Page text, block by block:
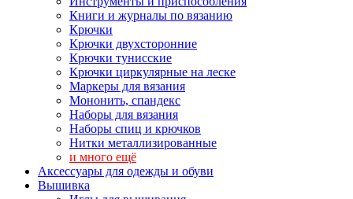
Книги и журналы по вязанию
Крючки
Крючки двухсторонние
Крючки тунисские
Крючки циркулярные на леске
Маркеры для вязания
Мононить, спандекс
Наборы для вязания
Наборы спиц и крючков
Нитки металлизированные
и много ещё
Аксессуары для одежды и обуви
Вышивка